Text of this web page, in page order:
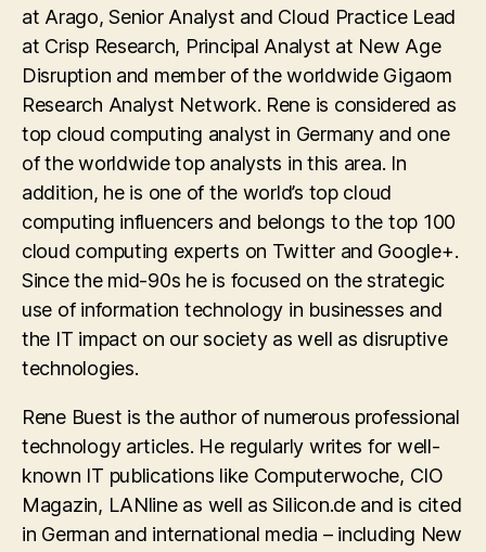
at Arago, Senior Analyst and Cloud Practice Lead
at Crisp Research, Principal Analyst at New Age
Disruption and member of the worldwide Gigaom
Research Analyst Network. Rene is considered as
top cloud computing analyst in Germany and one
of the worldwide top analysts in this area. In
addition, he is one of the world’s top cloud
computing influencers and belongs to the top 100
cloud computing experts on Twitter and Google+.
Since the mid-90s he is focused on the strategic
use of information technology in businesses and
the IT impact on our society as well as disruptive
technologies.
Rene Buest is the author of numerous professional
technology articles. He regularly writes for well-
known IT publications like Computerwoche, CIO
Magazin, LANline as well as Silicon.de and is cited
in German and international media – including New